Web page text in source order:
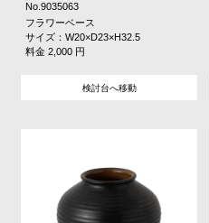
No.9035063
フラワーベース
サイズ：W20×D23×H32.5
料金 2,000 円
検討台へ移動